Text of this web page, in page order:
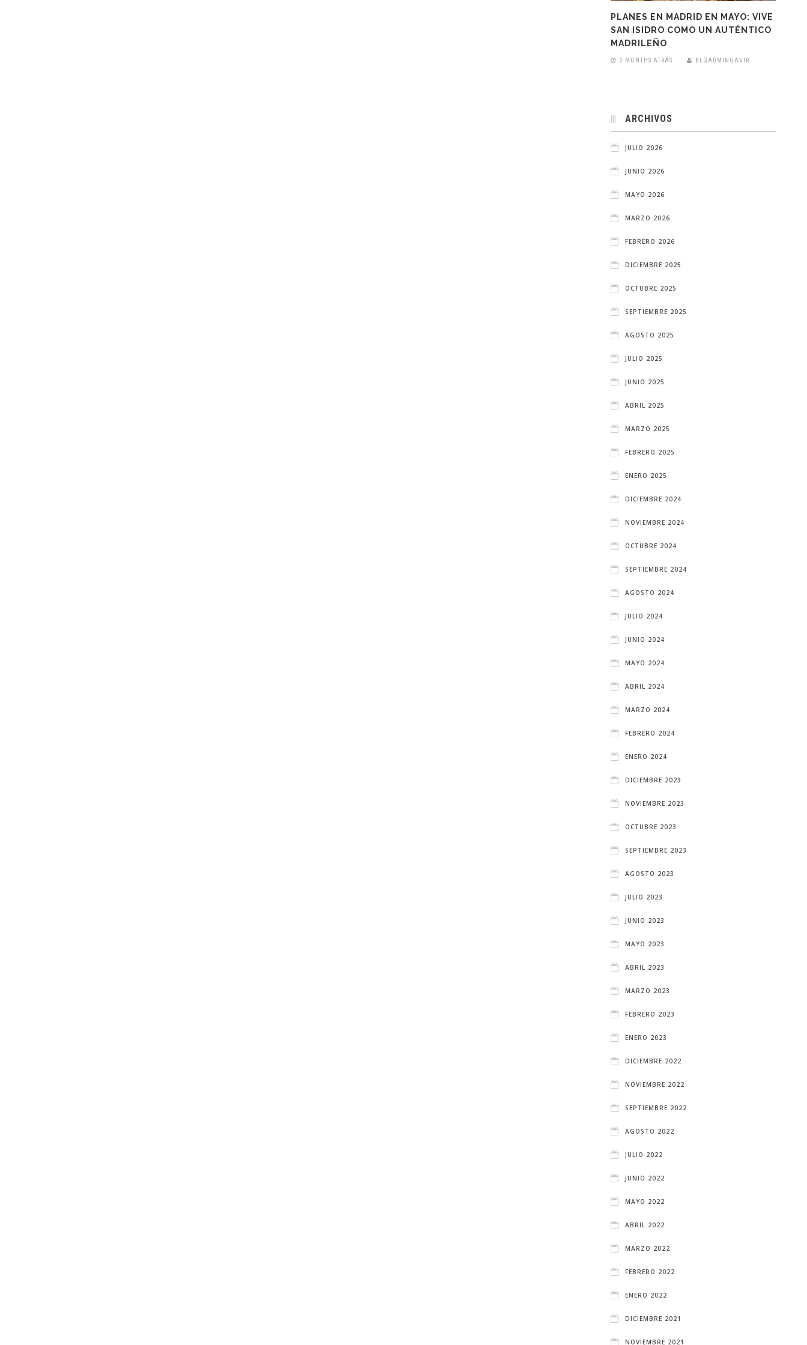
PLANES EN MADRID EN MAYO: VIVE
SAN ISIDRO COMO UN AUTÉNTICO
MADRILEÑO
2 MONTHS ATRÁS BLGADMINGAVIR
ARCHIVOS
JULIO 2026
JUNIO 2026
MAYO 2026
MARZO 2026
FEBRERO 2026
DICIEMBRE 2025
OCTUBRE 2025
SEPTIEMBRE 2025
AGOSTO 2025
JULIO 2025
JUNIO 2025
ABRIL 2025
MARZO 2025
FEBRERO 2025
ENERO 2025
DICIEMBRE 2024
NOVIEMBRE 2024
OCTUBRE 2024
SEPTIEMBRE 2024
AGOSTO 2024
JULIO 2024
JUNIO 2024
MAYO 2024
ABRIL 2024
MARZO 2024
FEBRERO 2024
ENERO 2024
DICIEMBRE 2023
NOVIEMBRE 2023
OCTUBRE 2023
SEPTIEMBRE 2023
AGOSTO 2023
JULIO 2023
JUNIO 2023
MAYO 2023
ABRIL 2023
MARZO 2023
FEBRERO 2023
ENERO 2023
DICIEMBRE 2022
NOVIEMBRE 2022
SEPTIEMBRE 2022
AGOSTO 2022
JULIO 2022
JUNIO 2022
MAYO 2022
ABRIL 2022
MARZO 2022
FEBRERO 2022
ENERO 2022
DICIEMBRE 2021
NOVIEMBRE 2021